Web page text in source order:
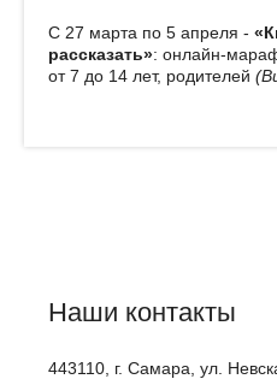
С 27 марта по 5 апреля -
рассказать»: онлайн-
от 7 до 14 лет, родителей
Наши контакты
443110, г. Самара, ул.